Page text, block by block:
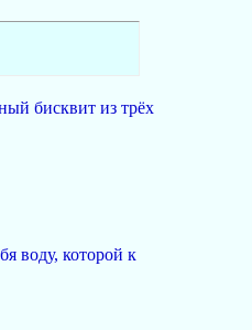
бисквит из трёх
воду, которой к